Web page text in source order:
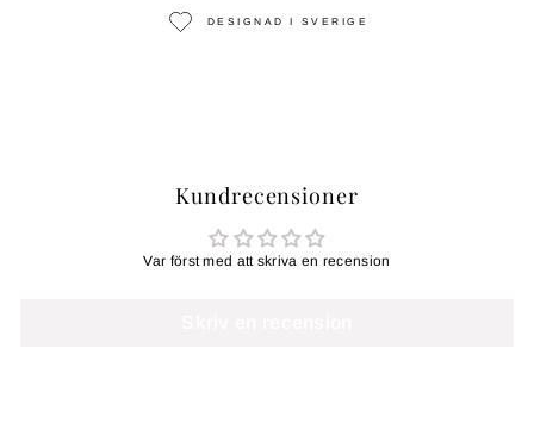
DESIGNAD I SVERIGE
Kundrecensioner
Var först med att skriva en recension